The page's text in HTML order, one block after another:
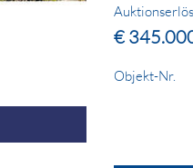
Auktionserlös
€
Objekt-Nr.